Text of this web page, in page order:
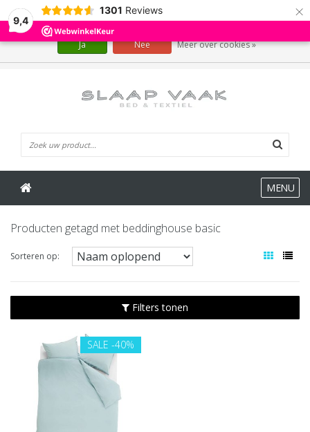
9,4
1301 Reviews ×
MENU
Producten getagd met beddinghouse basic
Sorteren op:
Filters tonen
SALE -40%
Wij slaan cookies op om onze website te verbeteren. Is dat akkoord?
Ja Nee Meer over cookies »